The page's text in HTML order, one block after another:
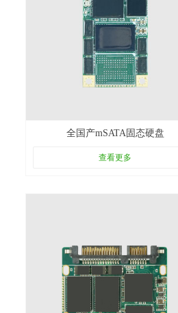
全国产mSATA固态硬盘
查看更多